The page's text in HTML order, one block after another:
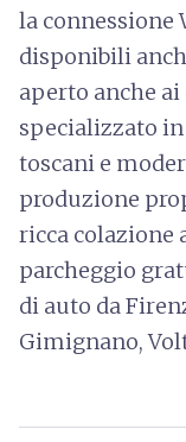
la
disponibili
aperto anche
specializzato
toscani e
produzione
ricca colazione
parcheggio
di auto da
Gimignano,